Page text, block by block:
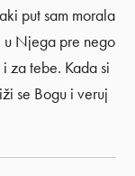
put sam morala
u Njega pre nego
za tebe. Kada si
se Bogu i veruj